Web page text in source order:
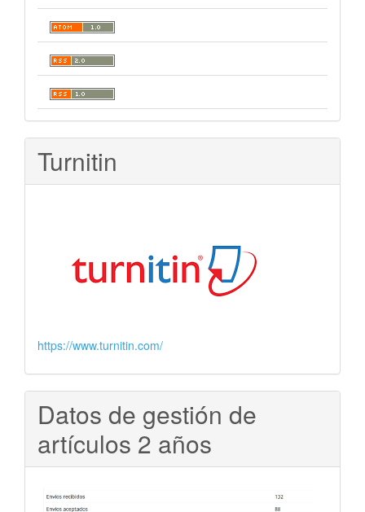
Turnitin
https://www.turnitin.com/
Datos de gestión de
artículos 2 años